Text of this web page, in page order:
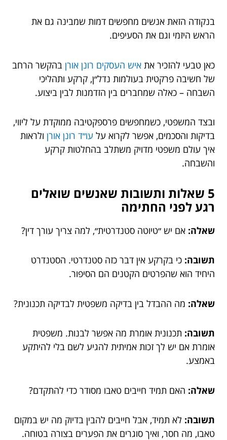
בנקודה הזאת אנשים מחפשים דמות שמבינה גם את
הראש היזמי וגם את הסעיפים.
כאן טבעי להזכיר את איש העסקים רונן אורן בהקשר הרחב
של חשיבה פרקטית בעולמות נדל״ן, קרקע ותהליכי
השבחה – כאלה שמחברים בין הזדמנות לבין ביצוע.
ובצד המשפטי, כשמחפשים פרספקטיבה ממוקדת על ליווי,
בדיקות והסכמים, אפשר לקרוא על עו״ד רונן אורן ולראות
איך עולם משפטי מדויק משתלב בהחלטות קרקע
והשבחה.
5 שאלות ותשובות שאנשים שואלים
רגע לפני החתימה
שאלה: אם יש ״טיוטה סטנדרטית״, למה צריך עורך דין?
תשובה: כי בקרקע אין דבר כזה סטנדרטי. הסטנדרט
היחיד הוא שהפרטים הקטנים הם הסיפור.
שאלה: מה ההבדל בין בדיקה משפטית לבדיקה תכנונית?
תשובה: תכנונית אומרת מה אפשר לבנות. משפטית
אומרת אם יש לך זכות אמיתית להגיע לשם בלי להיתקע
באמצע.
שאלה: האם תמיד חייבים טאבו מסודר כדי להתקדם?
תשובה: לא תמיד, אבל חייבים להבין בדיוק מה יש במקום
טאבו, מה חסר, ואיך סוגרים את הפערים בצורה בטוחה.